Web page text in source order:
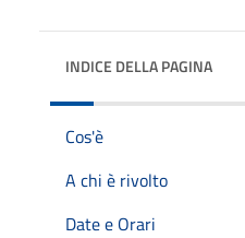
INDICE DELLA PAGINA
Cos'è
A chi è rivolto
Date e Orari